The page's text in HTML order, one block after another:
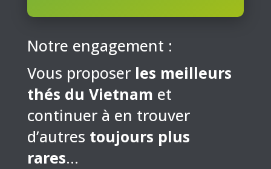
Notre engagement :
Vous proposer les meilleurs
thés du Vietnam et
continuer à en trouver
d’autres toujours plus
rares…